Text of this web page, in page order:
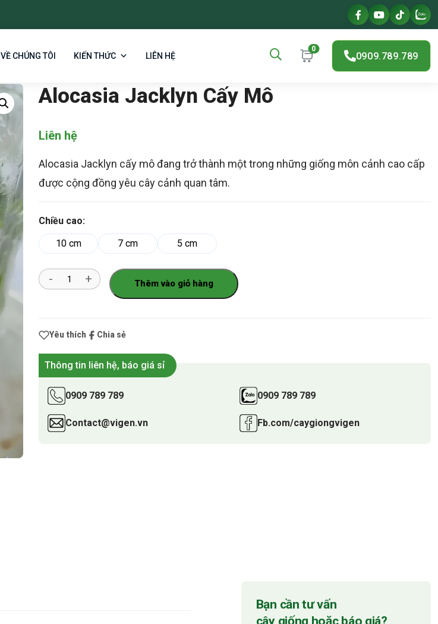
VỀ CHÚNG TÔI KIẾN THỨC LIÊN HỆ
0
0909.789.789
Alocasia Jacklyn Cấy Mô
Liên hệ
Alocasia Jacklyn cấy mô đang trở thành một trong những giống môn cảnh cao cấp
được cộng đồng yêu cây cảnh quan tâm.
Chiều cao:
10 cm
7 cm 5 cm
Số
lượng
Thêm vào giỏ hàng
Yêu thích Chia sẻ
Thông tin liên hệ, báo giá sỉ
0909 789 789 0909 789 789
Contact@vigen.vn Fb.com/caygiongvigen
Bạn cần tư vấn
cây giống hoặc báo giá?